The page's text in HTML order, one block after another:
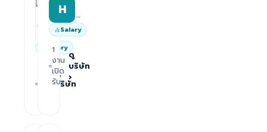
AiROVA AI Consultant
—
Salary
ดู
บริษัท
H —
Salary
1
งาน
เปิด
รับ
ดู
บริษัท
›